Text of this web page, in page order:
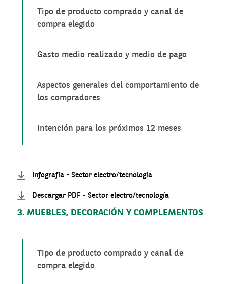
Tipo de producto comprado y canal de
compra elegido
Gasto medio realizado y medio de pago
Aspectos generales del comportamiento de
los compradores
Intención para los próximos 12 meses
Infografía - Sector electro/tecnología
Descargar PDF - Sector electro/tecnología
3. MUEBLES, DECORACIÓN Y COMPLEMENTOS
Tipo de producto comprado y canal de
compra elegido